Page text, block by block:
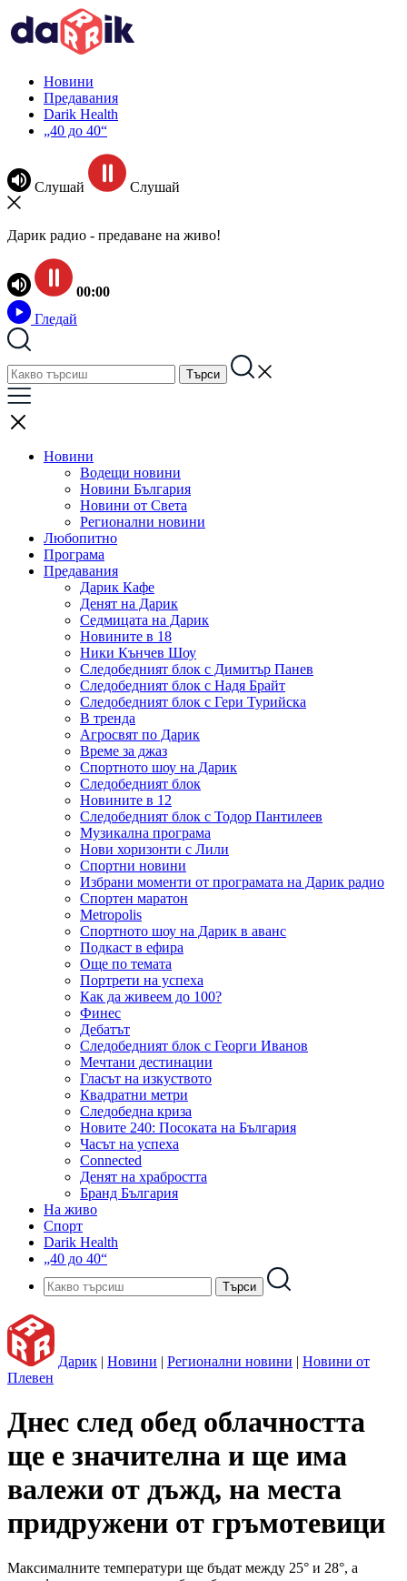
Новини
Предавания
Darik Health
„40 до 40“
Слушай Слушай
Дарик радио - предаване на живо!
00:00
Гледай
Новини
Водещи новини
Новини България
Новини от Света
Регионални новини
Любопитно
Програма
Предавания
Дарик Кафе
Денят на Дарик
Седмицата на Дарик
Новините в 18
Ники Кънчев Шоу
Следобедният блок с Димитър Панев
Следобедният блок с Надя Брайт
Следобедният блок с Гери Турийска
В тренда
Агросвят по Дарик
Време за джаз
Спортното шоу на Дарик
Следобедният блок
Новините в 12
Следобедният блок с Тодор Пантилеев
Музикална програма
Нови хоризонти с Лили
Спортни новини
Избрани моменти от програмата на Дарик радио
Спортен маратон
Metropolis
Спортното шоу на Дарик в аванс
Подкаст в ефира
Още по темата
Портрети на успеха
Как да живеем до 100?
Финес
Дебатът
Следобедният блок с Георги Иванов
Мечтани дестинации
Гласът на изкуството
Квадратни метри
Следобедна криза
Новите 240: Посоката на България
Часът на успеха
Connected
Денят на храбростта
Бранд България
На живо
Спорт
Darik Health
„40 до 40“
Дарик | Новини | Регионални новини | Новини от
Плевен
Днес след обед облачността
ще е значителна и ще има
валежи от дъжд, на места
придружени от гръмотевици
Максималните температури ще бъдат между 25° и 28°, а